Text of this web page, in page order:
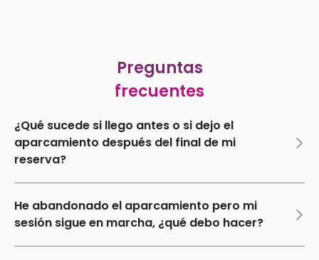
Preguntas
frecuentes
¿Qué sucede si llego antes o si dejo el
aparcamiento después del final de mi
reserva?
He abandonado el aparcamiento pero mi
sesión sigue en marcha, ¿qué debo hacer?